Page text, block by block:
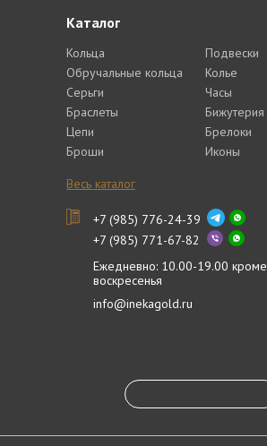
Каталог
Кольца
Обручальные кольца
Серьги
Браслеты
Цепи
Броши
Подвески
Колье
Часы
Бижутерия
Брелоки
Иконы
Весь каталог
+7 (985) 776-24-39
+7 (985) 771-67-82
Ежедневно: 10.00-19.00 кроме
воскресенья
info@inekagold.ru